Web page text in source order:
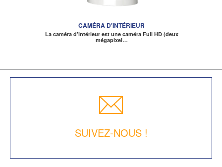
CAMÉRA D'INTÉRIEUR
La caméra d’intérieur est une caméra Full HD (deux
mégapixel…
SUIVEZ-NOUS !